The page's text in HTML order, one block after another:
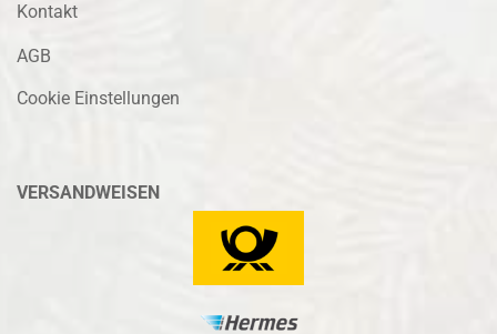
Kontakt
AGB
Cookie Einstellungen
VERSANDWEISEN